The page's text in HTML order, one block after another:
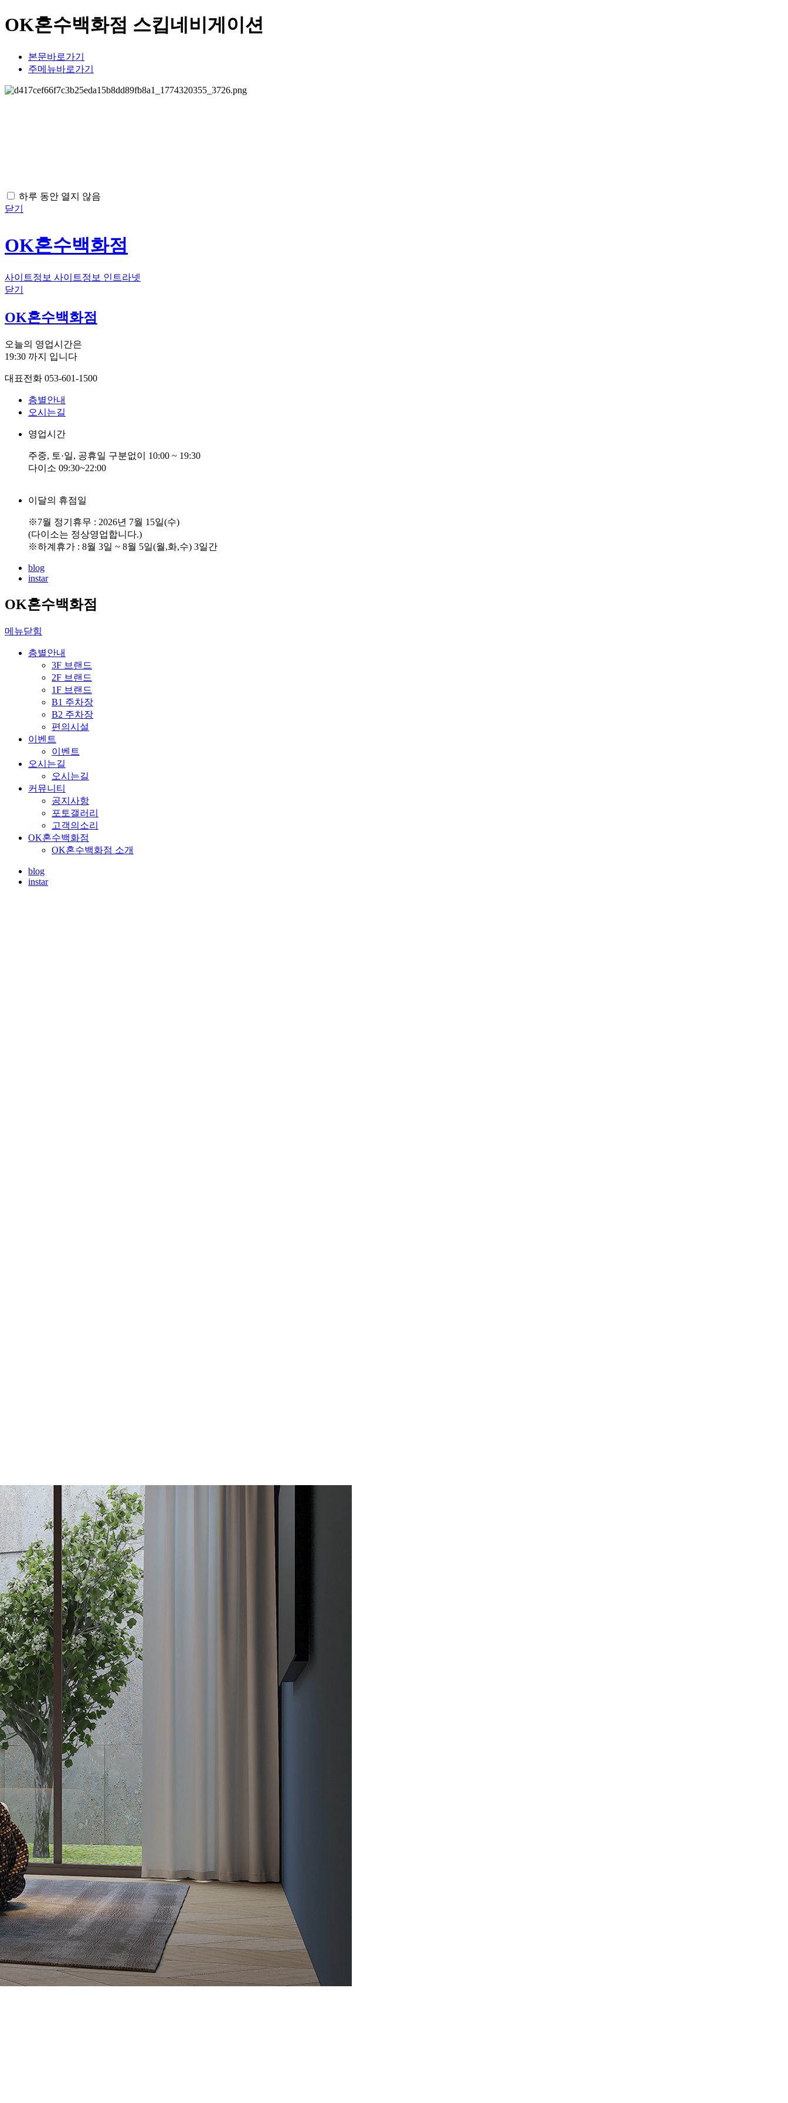
OK혼수백화점 스킵네비게이션
본문바로가기
주메뉴바로가기
하루 동안 열지 않음
닫기
OK혼수백화점
사이트정보 사이트정보 인트라넷
닫기
OK혼수백화점
오늘의 영업시간은
19:30 까지 입니다
대표전화 053-601-1500
층별안내
오시는길
영업시간
주중, 토·일, 공휴일 구분없이 10:00 ~ 19:30
다이소 09:30~22:00
이달의 휴점일
※7월 정기휴무 : 2026년 7월 15일(수)
(다이소는 정상영업합니다.)
※하계휴가 : 8월 3일 ~ 8월 5일(월,화,수) 3일간
blog
instar
OK혼수백화점
메뉴닫힘
층별안내
3F 브랜드
2F 브랜드
1F 브랜드
B1 주차장
B2 주차장
편의시설
이벤트
이벤트
오시는길
오시는길
커뮤니티
공지사항
포토갤러리
고객의소리
OK혼수백화점
OK혼수백화점 소개
blog
instar